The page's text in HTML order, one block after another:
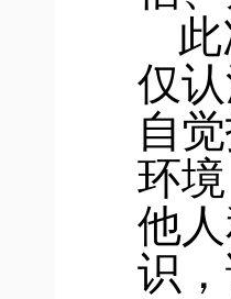
仅
自
环
他
识